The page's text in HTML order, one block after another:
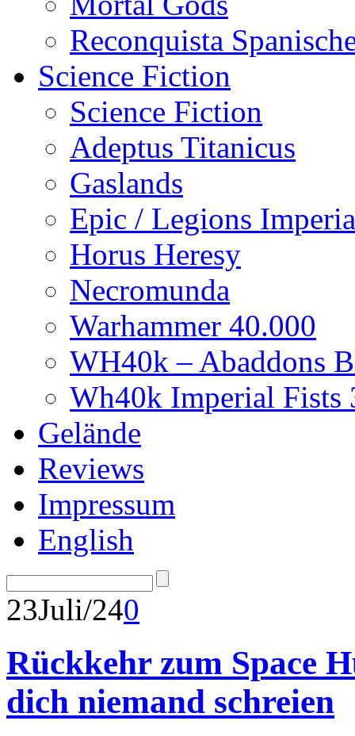
Reconquista
Science Fiction
Science Fiction
Adeptus Titanicus
Gaslands
Epic / Legions
Horus Heresy
Necromunda
Warhammer 40.000
WH40k – Abaddons
Wh40k Imperial Fists
Gelände
Reviews
Impressum
English
23Juli/240
Rückkehr zum Space
dich niemand schreien